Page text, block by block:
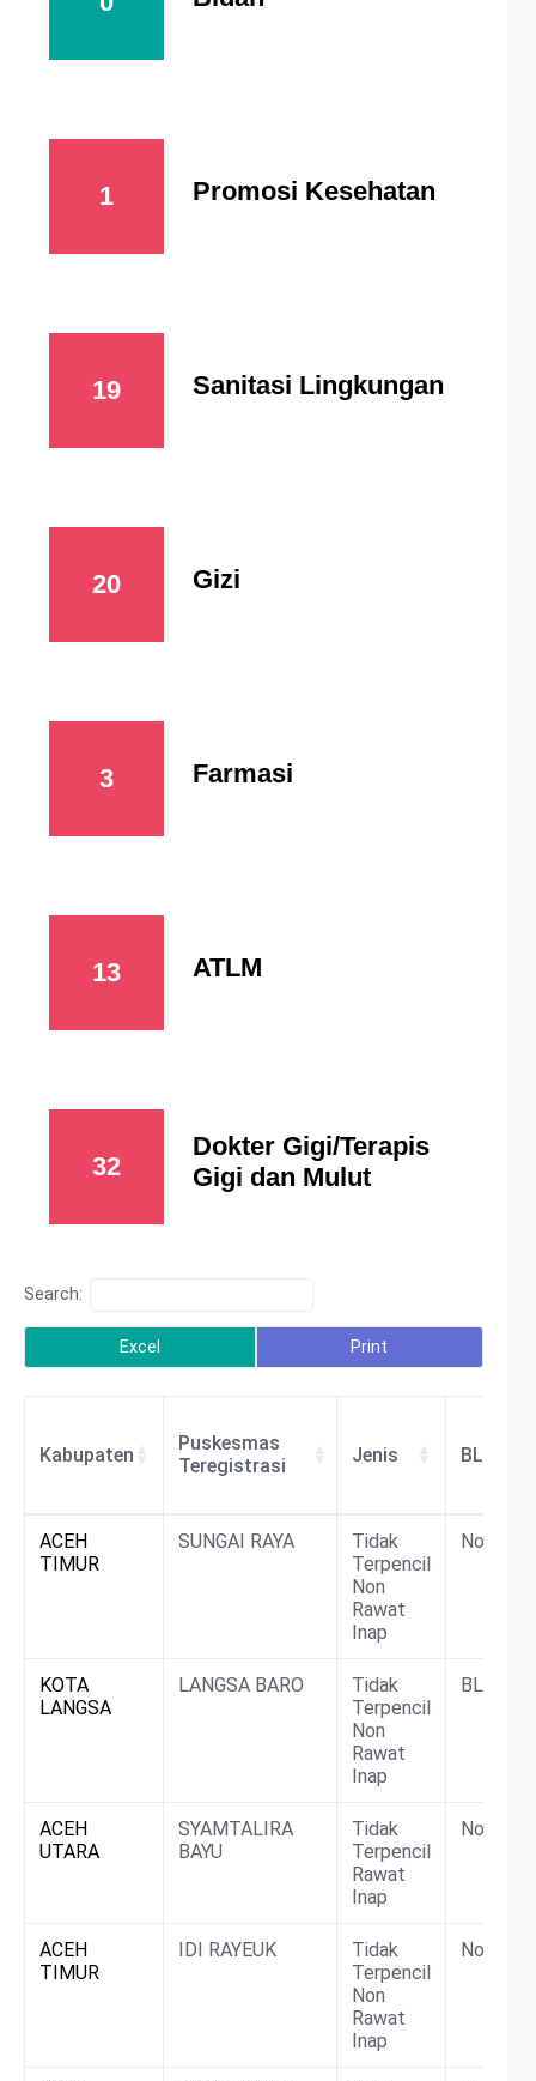
1 Promosi Kesehatan
19 Sanitasi Lingkungan
20 Gizi
3 Farmasi
13 ATLM
32
Dokter Gigi/Terapis
Gigi dan Mulut
Search:
Excel Print
Kabupaten
Puskesmas
Teregistrasi
Jenis BLU/
Kabupaten
Teregistrasi
Jenis BLU/
ACEH
TIMUR
SUNGAI RAYA
Tidak
Terpencil
Non
Rawat
Inap
Non
KOTA
LANGSA
LANGSA BARO
Tidak
Terpencil
Non
Rawat
Inap
BLUD
ACEH
UTARA
SYAMTALIRA
BAYU
Tidak
Terpencil
Rawat
Inap
Non
ACEH
TIMUR
IDI RAYEUK
Tidak
Terpencil
Non
Rawat
Inap
Non